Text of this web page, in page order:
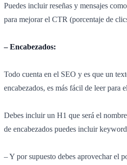
Puedes incluir reseñas y mensajes
para mejorar el CTR (porcentaje de
– Encabezados:
Todo cuenta en el SEO y es que un
encabezados, es más fácil de leer para
Debes incluir un H1 que será el
de encabezados puedes incluir
– Y por supuesto debes aprovechar el